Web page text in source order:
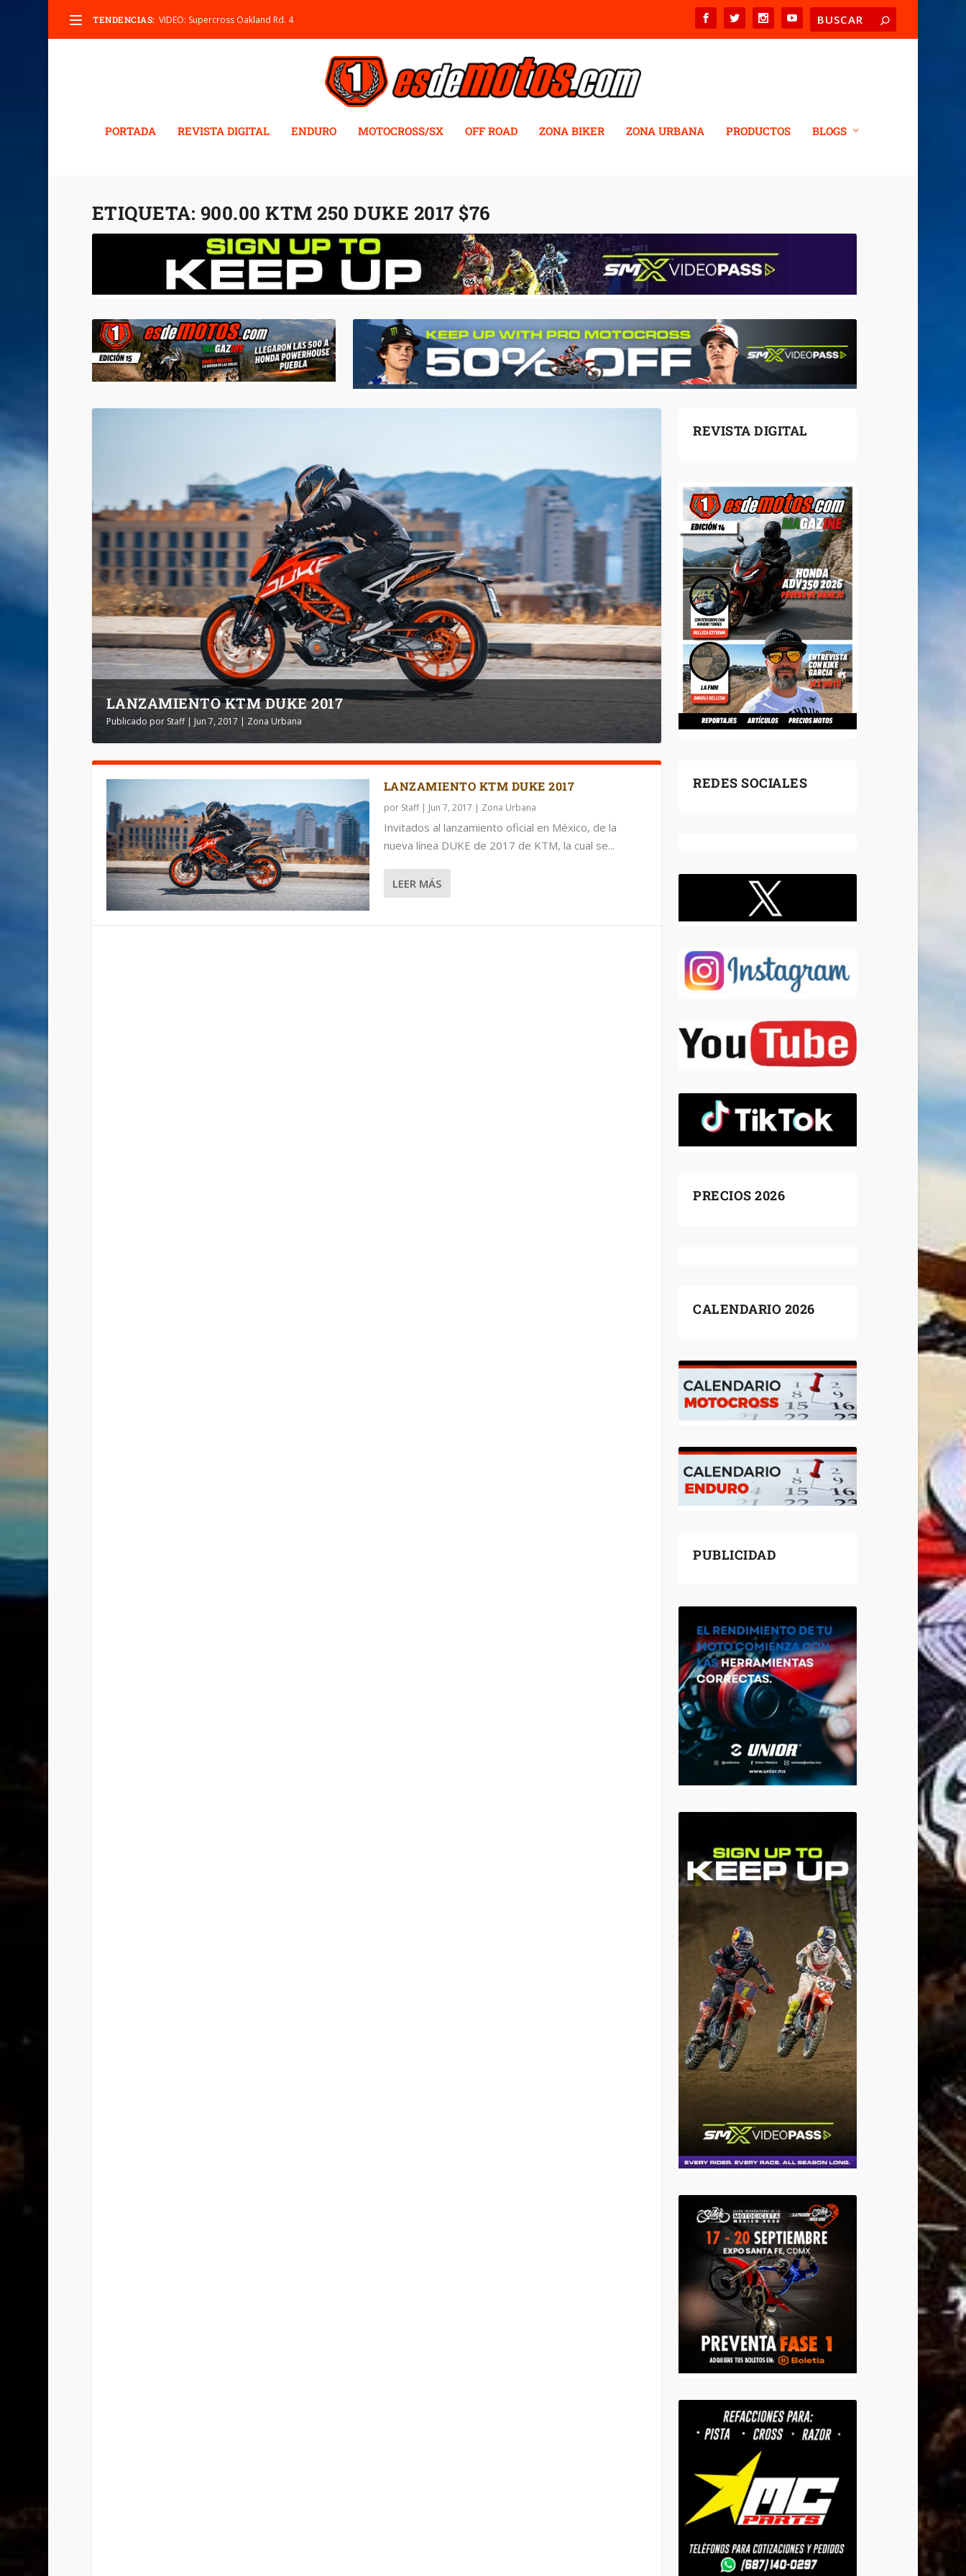
TENDENCIAS: VIDEO: Supercross Oakland Rd. 4
PORTADA REVISTA DIGITAL ENDURO MOTOCROSS/SX OFF ROAD ZONA BIKER ZONA URBANA PRODUCTOS BLOGS
ETIQUETA: 900.00 KTM 250 DUKE 2017 $76
LANZAMIENTO KTM DUKE 2017
Publicado por Staff| Jun 7, 2017 | Zona Urbana
LANZAMIENTO KTM DUKE 2017
por Staff| Jun 7, 2017 | Zona Urbana
Invitados al lanzamiento oficial en México, de la
nueva línea DUKE de 2017 de KTM, la cual se...
LEER MÁS
REVISTA DIGITAL
REDES SOCIALES
PRECIOS 2026
CALENDARIO 2026
PUBLICIDAD